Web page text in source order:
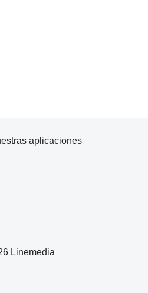
Linemedia
aplicaciones